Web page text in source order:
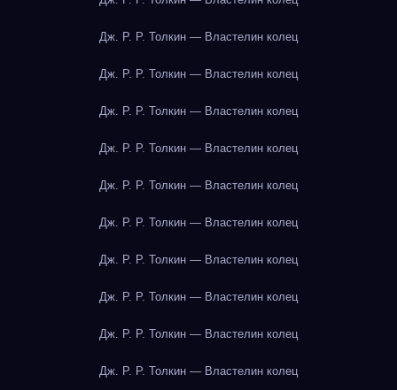
Дж. Р. Р. Толкин — Властелин колец
Дж. Р. Р. Толкин — Властелин колец
Дж. Р. Р. Толкин — Властелин колец
Дж. Р. Р. Толкин — Властелин колец
Дж. Р. Р. Толкин — Властелин колец
Дж. Р. Р. Толкин — Властелин колец
Дж. Р. Р. Толкин — Властелин колец
Дж. Р. Р. Толкин — Властелин колец
Дж. Р. Р. Толкин — Властелин колец
Дж. Р. Р. Толкин — Властелин колец